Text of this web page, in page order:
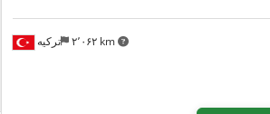
ترکیه ۲٬۰۶۲ km